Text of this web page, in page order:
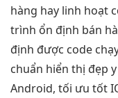
hàng hay linh hoạt
trình ổn định bán
định được code
chuẩn hiển thị đẹp
Android, tối ưu tốt